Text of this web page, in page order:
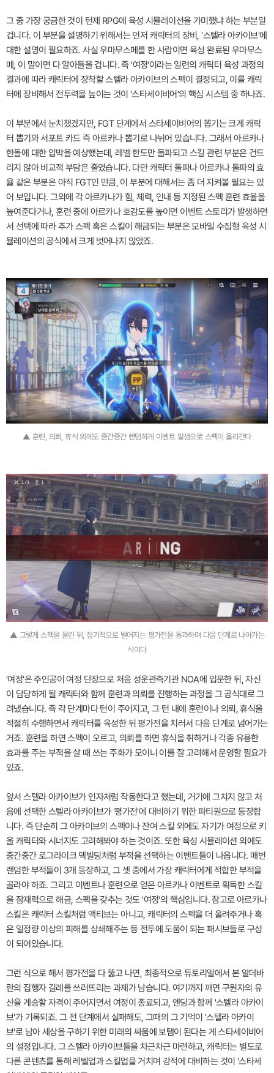
그 중 가장 궁금한 것이 턴제 RPG에 육성 시뮬레이션을 가미했냐 하는 부분일
겁니다. 이 부분을 설명하기 위해서는 먼저 캐릭터의 장비, '스텔라 아카이브'에
대한 설명이 필요하죠. 사실 우마무스메를 한 사람이면 육성 완료된 우마무스
메, 이 말이면 다 알아들을 겁니다. 즉 '여정'이라는 일련의 캐릭터 육성 과정의
결과에 따라 캐릭터에 장착할 스텔라 아카이브의 스펙이 결정되고, 이를 캐릭
터에 장비해서 전투력을 높이는 것이 '스타세이비어'의 핵심 시스템 중 하나죠.
이 부분에서 눈치챘겠지만, FGT 단계에서 스타세이비어의 뽑기는 크게 캐릭
터 뽑기와 서포트 카드 즉 아르카나 뽑기로 나뉘어 있습니다. 그래서 아르카나
한돌에 대한 압박을 예상했는데, 레벨 한도만 돌파되고 스킬 관련 부분은 건드
리지 않아 비교적 부담은 줄였습니다. 다만 캐릭터 돌파나 아르카나 돌파의 효
율 같은 부분은 아직 FGT인 만큼, 이 부분에 대해서는 좀 더 지켜볼 필요는 있
어 보입니다. 그외에 각 아르카나가 힘, 체력, 인내 등 지정된 스펙 훈련 효율을
높여준다거나, 훈련 중에 아르카나 호감도를 높이면 이벤트 스토리가 발생하면
서 선택에 따라 추가 스펙 혹은 스킬이 해금되는 부분은 모바일 수집형 육성 시
뮬레이션의 공식에서 크게 벗어나지 않았죠.
▲ 훈련, 의뢰, 휴식 외에도 중간중간 랜덤하게 이벤트 발생으로 스펙이 올라간다
▲ 그렇게 스펙을 올린 뒤, 정기적으로 벌어지는 평가전을 통과하며 다음 단계로 나아가는
식이다
'여정'은 주인공이 여정 단장으로 처음 성운관측기관 NOA에 입문한 뒤, 자신
이 담당하게 될 캐릭터와 함께 훈련과 의뢰를 진행하는 과정을 그 공식대로 그
려냈습니다. 즉 각 단계마다 턴이 주어지고, 그 턴 내에 훈련이나 의뢰, 휴식을
적절히 수행하면서 캐릭터를 육성한 뒤 평가전을 치러서 다음 단계로 넘어가는
거죠. 훈련을 하면 스펙이 오르고, 의뢰를 하면 휴식을 취하거나 각종 유용한
효과를 주는 부적을 살 때 쓰는 주화가 모이니 이를 잘 고려해서 운영할 필요가
있죠.
앞서 스텔라 아카이브가 인자처럼 작동한다고 했는데, 거기에 그치지 않고 처
음에 선택한 스텔라 아카이브가 '평가전'에 대비하기 위한 파티원으로 등장합
니다. 즉 단순히 그 아카이브의 스펙이나 잔여 스킬 외에도 자기가 여정으로 키
울 캐릭터와 시너지도 고려해봐야 하는 것이죠. 또한 육성 시뮬레이션 외에도
중간중간 로그라이크 덱빌딩처럼 부적을 선택하는 이벤트들이 나옵니다. 매번
랜덤한 부적들이 3개 등장하고, 그 셋 중에서 가장 캐릭터에게 적합한 부적을
골라야 하죠. 그리고 이벤트나 훈련으로 얻은 아르카나 이벤트로 획득한 스킬
을 잠재력으로 해금, 스펙을 갖추는 것도 '여정'의 핵심입니다. 참고로 아르카나
스킬은 캐릭터 스킬처럼 액티브는 아니고, 캐릭터의 스펙을 더 올려주거나 혹
은 일정량 이상의 피해를 상쇄해주는 등 전투에 도움이 되는 패시브들로 구성
이 되어있습니다.
그런 식으로 해서 평가전을 다 뚫고 나면, 최종적으로 튜토리얼에서 본 알데바
란의 집행자 길레를 쓰러뜨리는 과제가 남습니다. 여기까지 깨면 구원자의 유
산을 계승할 자격이 주어지면서 여정이 종료되고, 엔딩과 함께 '스텔라 아카이
브'가 기록되죠. 그 전 단계에서 실패해도, 그때의 그 기억이 '스텔라 아카이
브'로 남아 세상을 구하기 위한 미래의 싸움에 보탬이 된다는 게 스타세이비어
의 설정입니다. 그 스텔라 아카이브들을 차근차근 마련하고, 캐릭터는 별도로
다른 콘텐츠를 통해 레벨업과 스킬업을 거치며 강적에 대비하는 것이 '스타세